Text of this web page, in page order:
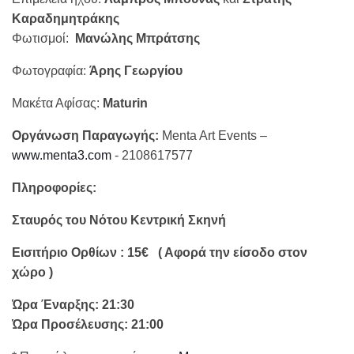
Καραδημητράκης
Φωτισμοί:
Μανώλης Μπράτσης
Φωτογραφία: Άρης Γεωργίου
Μακέτα Αφίσας: Maturin
Οργάνωση Παραγωγής: Menta Art Events –
www.menta3.com - 2108617577
Πληροφορίες:
Σταυρός του Νότου Κεντρική Σκηνή
Εισιτήριο Ορθίων : 15€
( Αφορά την είσοδο στον
χώρο )
Ώρα Έναρξης: 21:30
Ώρα Προσέλευσης: 21:00